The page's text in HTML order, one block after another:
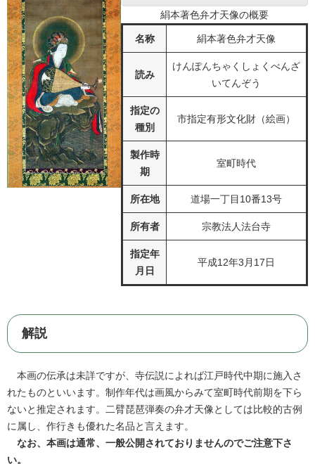
絹本著色弁才天像の概要
名称 絹本著色弁才天像
読み
けんぽんちゃくしょくべんざ
いてんぞう
指定の
種別
市指定有形文化財（絵画）
製作時
期
室町時代
所在地 道場一丁目10番13号
所有者 宗教法人法台寺
指定年
月日
平成12年3月17日
解説
本画の伝承は未詳ですが、寺伝説によれば江戸時代中期に施入さ
れたものといいます。制作年代は画風からみて室町時代前期を下ら
ないと推定されます。二臂琵琶弾奏の弁才天像としては比較的古例
に属し、作行きも優れた名品と言えます。
なお、本画は通常、一般公開されておりませんのでご注意下さ
い。